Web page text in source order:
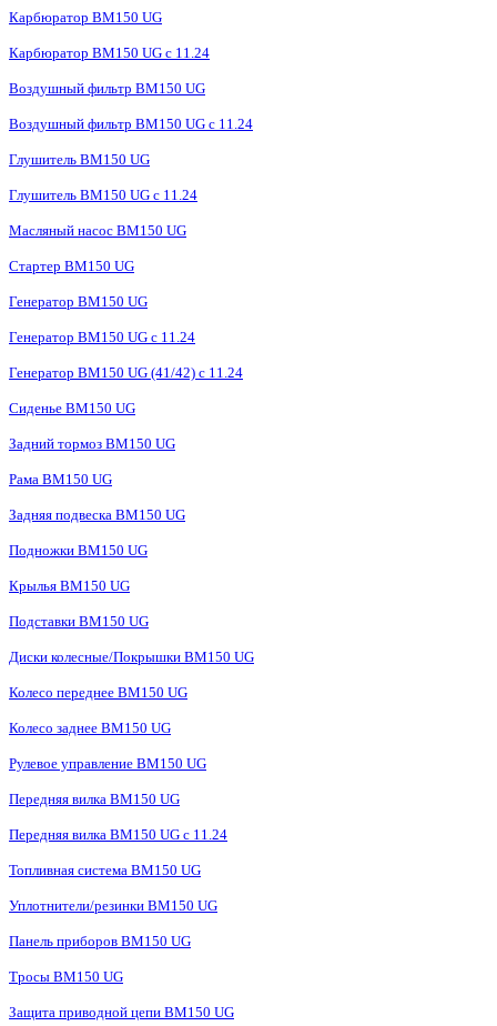
Карбюратор BM150 UG
Карбюратор BM150 UG с 11.24
Воздушный фильтр BM150 UG
Воздушный фильтр BM150 UG c 11.24
Глушитель BM150 UG
Глушитель BM150 UG с 11.24
Масляный насос BM150 UG
Стартер BM150 UG
Генератор BM150 UG
Генератор BM150 UG с 11.24
Генератор BM150 UG (41/42) с 11.24
Сиденье BM150 UG
Задний тормоз BM150 UG
Рама BM150 UG
Задняя подвеска BM150 UG
Подножки BM150 UG
Крылья BM150 UG
Подставки BM150 UG
Диски колесные/Покрышки BM150 UG
Колесо переднее BM150 UG
Колесо заднее BM150 UG
Рулевое управление BM150 UG
Передняя вилка BM150 UG
Передняя вилка BM150 UG с 11.24
Топливная система BM150 UG
Уплотнители/резинки BM150 UG
Панель приборов BM150 UG
Тросы BM150 UG
Защита приводной цепи BM150 UG